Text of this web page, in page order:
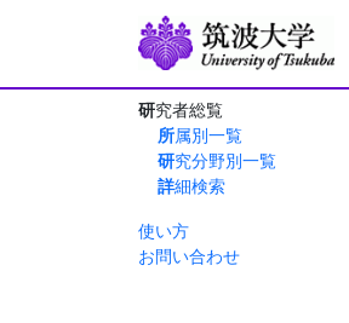
研究者総覧
所属別一覧
研究分野別一覧
詳細検索
使い方
お問い合わせ